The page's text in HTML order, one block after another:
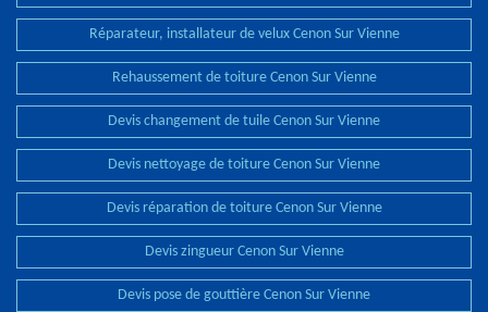
Réparateur, installateur de velux Cenon Sur Vienne
Rehaussement de toiture Cenon Sur Vienne
Devis changement de tuile Cenon Sur Vienne
Devis nettoyage de toiture Cenon Sur Vienne
Devis réparation de toiture Cenon Sur Vienne
Devis zingueur Cenon Sur Vienne
Devis pose de gouttière Cenon Sur Vienne